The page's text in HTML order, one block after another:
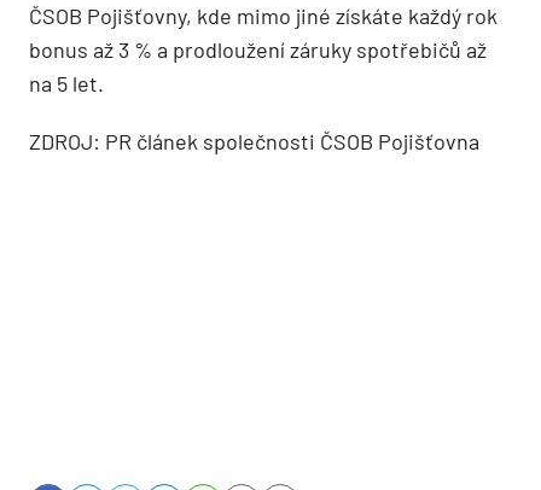
ČSOB Pojišťovny, kde mimo jiné získáte každý rok
bonus až 3 % a prodloužení záruky spotřebičů až
na 5 let.
ZDROJ: PR článek společnosti ČSOB Pojišťovna